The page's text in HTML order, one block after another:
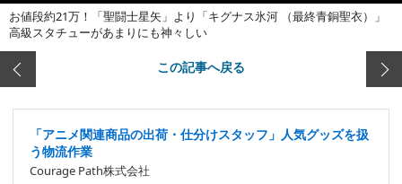
お値段約21万！「聖闘士星矢」より「キグナス氷河 （最終青銅聖衣）」
高級スタチューがあまりにも神々しい
この記事へ戻る
「アニメ関連商品の出荷・仕分けスタッフ」人気グッズを扱
う物流作業
Courage Path株式会社